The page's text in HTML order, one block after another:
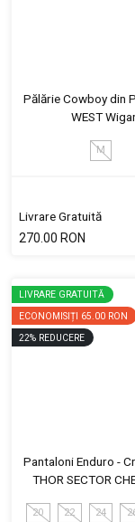
Pălărie Cowboy din
WEST
M
Livrare Gratuită
270.00 RON
LIVRARE GRATUITĂ
ECONOMISIȚI 65.00 RON
22% REDUCERE
Pantaloni Enduro -
THOR SECTOR
20 22 24